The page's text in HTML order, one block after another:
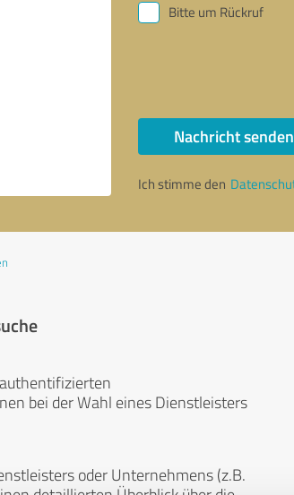
Bitte um Rückruf
Nachricht senden
Ich stimme den
bei der Wahl eines Dienstleisters
oder Unternehmens (z.B.